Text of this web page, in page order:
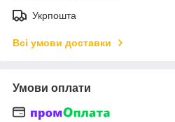
Укрпошта
Всі умови доставки
Умови оплати